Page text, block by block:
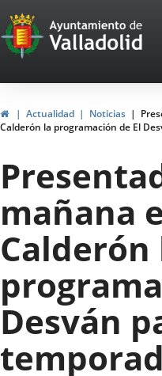
Portal
Web
del
de
Valladolid
HomeActualidad Noticias
Calderón la programación de El
mañana
Calderón
Desván